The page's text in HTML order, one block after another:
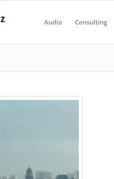
Audio Consulting